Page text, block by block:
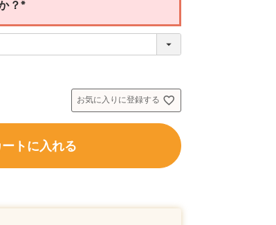
？
(
須
お気に入りに登録する
ートに入れる